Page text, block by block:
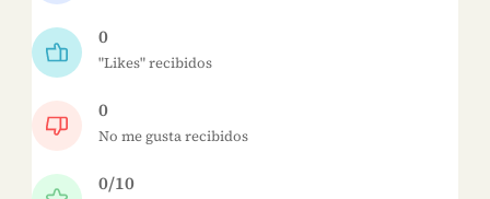
0
"Likes" recibidos
0
No me gusta recibidos
0/10